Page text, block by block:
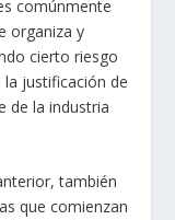
comúnmente
organiza y
cierto riesgo
justificación de
de la industria
también
que comienzan